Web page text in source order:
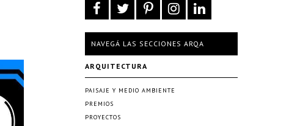
NAVEGÁ LAS SECCIONES ARQA
ARQUITECTURA
PAISAJE Y MEDIO AMBIENTE
PREMIOS
PROYECTOS